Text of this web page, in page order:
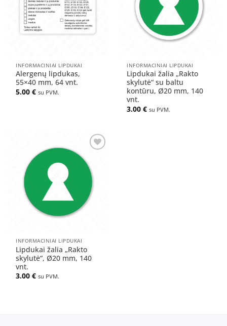
INFORMACINIAI LIPDUKAI
Alergenų lipdukas,
55×40 mm, 64 vnt.
5.00€ su PVM.
INFORMACINIAI LIPDUKAI
Lipdukai žalia „Rakto
skylutė“ su baltu
kontūru, Ø20 mm, 140
vnt.
3.00€ su PVM.
į norų
sąrašą
INFORMACINIAI LIPDUKAI
Lipdukai žalia „Rakto
skylutė“, Ø20 mm, 140
vnt.
3.00€ su PVM.